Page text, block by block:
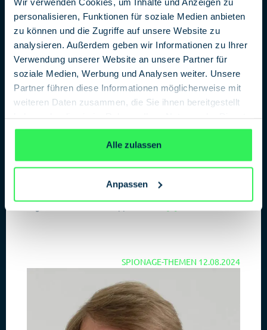
personalisieren, Funktionen für soziale Medien anbieten
zu können und die Zugriffe auf unsere Website zu
analysieren. Außerdem geben wir Informationen zu Ihrer
Verwendung unserer Website an unsere Partner für
soziale Medien, Werbung und Analysen weiter. Unsere
Partner führen diese Informationen möglicherweise mit
weiteren Daten zusammen, die Sie ihnen bereitgestellt
gesammelt haben.Datenschutzerklärung
Alle zulassen
Anpassen
Neues Datenleak zeigt: Tausende von
Apps wurden zum Erfassen von
Ortungsdaten missbraucht
Datenhändler. Die geklauten Daten zeigen, dass
unzählige Apps heimlich Daten zu Standorts- und
Bewegungsprofilen der Nutzer sammeln. Da diese
Datenspionage neue Wege geht, geschieht das oftmals
SPIONAGE-THEMEN 12.08.2024